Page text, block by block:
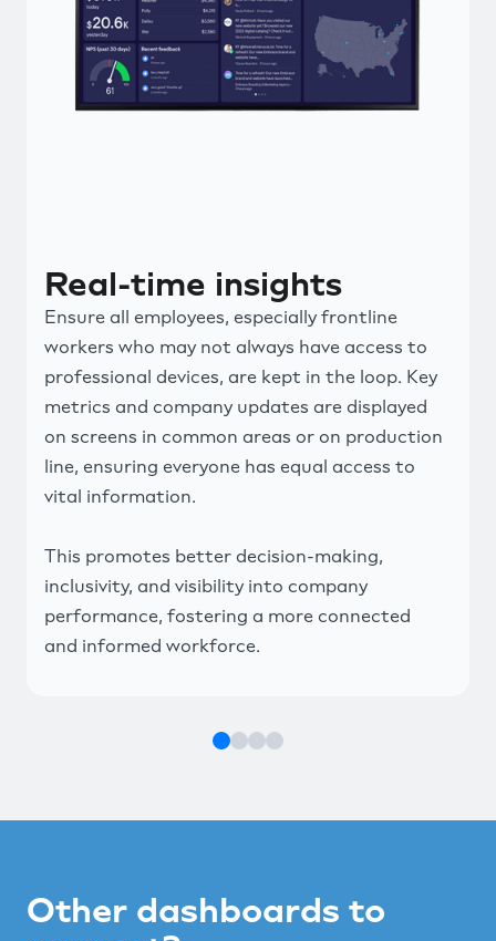
Real-time insights
Ensure all employees, especially frontline
workers who may not always have access to
professional devices, are kept in the loop. Key
metrics and company updates are displayed
on screens in common areas or on production
line, ensuring everyone has equal access to
vital information.
This promotes better decision-making,
inclusivity, and visibility into company
performance, fostering a more connected
and informed workforce.
Other dashboards to